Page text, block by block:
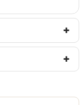
belirtiniz.
Ayna